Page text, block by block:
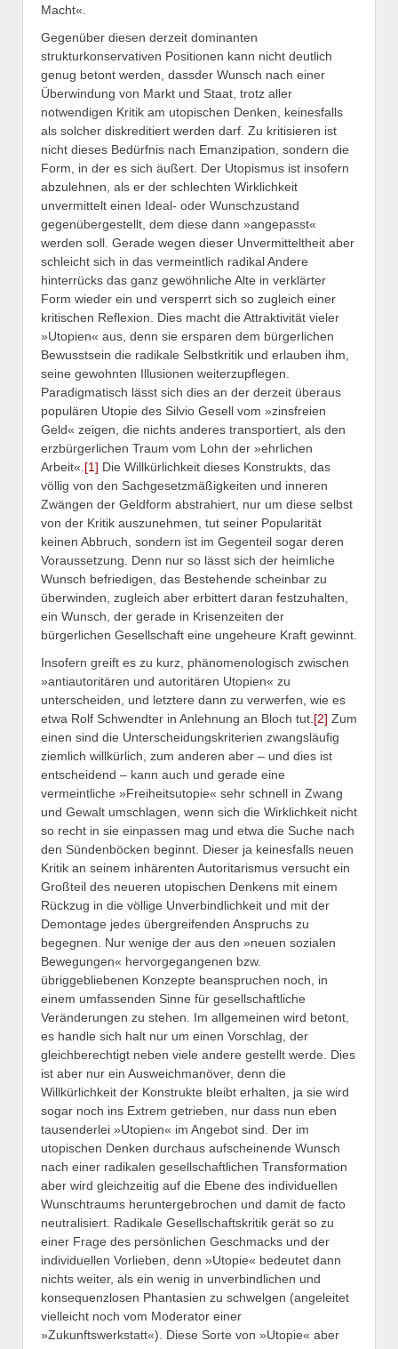
Macht«.
Gegenüber diesen derzeit dominanten
strukturkonservativen Positionen kann nicht deutlich
genug betont werden, dassder Wunsch nach einer
Überwindung von Markt und Staat, trotz aller
notwendigen Kritik am utopischen Denken, keinesfalls
als solcher diskreditiert werden darf. Zu kritisieren ist
nicht dieses Bedürfnis nach Emanzipation, sondern die
Form, in der es sich äußert. Der Utopismus ist insofern
abzulehnen, als er der schlechten Wirklichkeit
unvermittelt einen Ideal- oder Wunschzustand
gegenübergestellt, dem diese dann »angepasst«
werden soll. Gerade wegen dieser Unvermitteltheit aber
schleicht sich in das vermeintlich radikal Andere
hinterrücks das ganz gewöhnliche Alte in verklärter
Form wieder ein und versperrt sich so zugleich einer
kritischen Reflexion. Dies macht die Attraktivität vieler
»Utopien« aus, denn sie ersparen dem bürgerlichen
Bewusstsein die radikale Selbstkritik und erlauben ihm,
seine gewohnten Illusionen weiterzupflegen.
Paradigmatisch lässt sich dies an der derzeit überaus
populären Utopie des Silvio Gesell vom »zinsfreien
Geld« zeigen, die nichts anderes transportiert, als den
erzbürgerlichen Traum vom Lohn der »ehrlichen
Arbeit«. [1] Die Willkürlichkeit dieses Konstrukts, das
völlig von den Sachgesetzmäßigkeiten und inneren
Zwängen der Geldform abstrahiert, nur um diese selbst
von der Kritik auszunehmen, tut seiner Popularität
keinen Abbruch, sondern ist im Gegenteil sogar deren
Voraussetzung. Denn nur so lässt sich der heimliche
Wunsch befriedigen, das Bestehende scheinbar zu
überwinden, zugleich aber erbittert daran festzuhalten,
ein Wunsch, der gerade in Krisenzeiten der
bürgerlichen Gesellschaft eine ungeheure Kraft gewinnt.
Insofern greift es zu kurz, phänomenologisch zwischen
»antiautoritären und autoritären Utopien« zu
unterscheiden, und letztere dann zu verwerfen, wie es
etwa Rolf Schwendter in Anlehnung an Bloch tut. [2] Zum
einen sind die Unterscheidungskriterien zwangsläufig
ziemlich willkürlich, zum anderen aber – und dies ist
entscheidend – kann auch und gerade eine
vermeintliche »Freiheitsutopie« sehr schnell in Zwang
und Gewalt umschlagen, wenn sich die Wirklichkeit nicht
so recht in sie einpassen mag und etwa die Suche nach
den Sündenböcken beginnt. Dieser ja keinesfalls neuen
Kritik an seinem inhärenten Autoritarismus versucht ein
Großteil des neueren utopischen Denkens mit einem
Rückzug in die völlige Unverbindlichkeit und mit der
Demontage jedes übergreifenden Anspruchs zu
begegnen. Nur wenige der aus den »neuen sozialen
Bewegungen« hervorgegangenen bzw.
übriggebliebenen Konzepte beanspruchen noch, in
einem umfassenden Sinne für gesellschaftliche
Veränderungen zu stehen. Im allgemeinen wird betont,
es handle sich halt nur um einen Vorschlag, der
gleichberechtigt neben viele andere gestellt werde. Dies
ist aber nur ein Ausweichmanöver, denn die
Willkürlichkeit der Konstrukte bleibt erhalten, ja sie wird
sogar noch ins Extrem getrieben, nur dass nun eben
tausenderlei »Utopien« im Angebot sind. Der im
utopischen Denken durchaus aufscheinende Wunsch
nach einer radikalen gesellschaftlichen Transformation
aber wird gleichzeitig auf die Ebene des individuellen
Wunschtraums heruntergebrochen und damit de facto
neutralisiert. Radikale Gesellschaftskritik gerät so zu
einer Frage des persönlichen Geschmacks und der
individuellen Vorlieben, denn »Utopie« bedeutet dann
nichts weiter, als ein wenig in unverbindlichen und
konsequenzlosen Phantasien zu schwelgen (angeleitet
vielleicht noch vom Moderator einer
»Zukunftswerkstatt«). Diese Sorte von »Utopie« aber